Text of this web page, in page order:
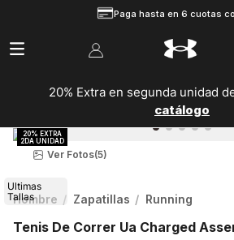
Paga hasta en 6 cuotas
20% Extra en segunda unidad
catálogo
Ultimas
Tallas
Ver Fotos(5)
Hombre Zapatillas Running
Tenis De Correr Ua Charged